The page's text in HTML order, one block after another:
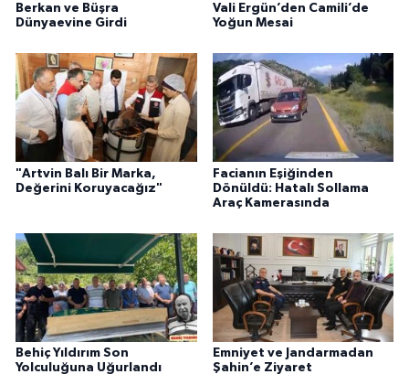
Berkan ve Büşra
Dünyaevine Girdi
Vali Ergün’den Camili’de
Yoğun Mesai
"Artvin Balı Bir Marka,
Değerini Koruyacağız"
Facianın Eşiğinden
Dönüldü: Hatalı Sollama
Araç Kamerasında
Behiç Yıldırım Son
Yolculuğuna Uğurlandı
Emniyet ve Jandarmadan
Şahin’e Ziyaret